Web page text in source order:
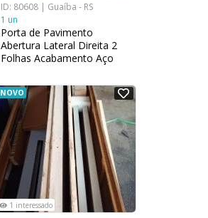
ID: 80608 | Guaíba - RS
1 un
Porta de Pavimento
Abertura Lateral Direita 2
Folhas Acabamento Aço
x2100mm
NOVO
1 interessado